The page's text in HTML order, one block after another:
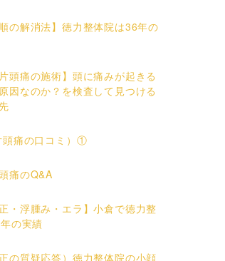
順の解消法】徳力整体院は36年の
頭痛の施術】頭に痛みが起きる
因なのか？を検査して見つける
頭痛の口コミ）①
痛のQ&A
・浮腫み・エラ】小倉で徳力整
の実績
正の質疑応答）徳力整体院の小顔